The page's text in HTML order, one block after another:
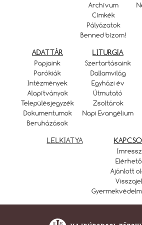
Archívum
Címkék
Pályázatok
Benned bízom!
ADATTÁR
Papjaink
Parókiák
Intézmények
Alapítványok
Településjegyzék
Dokumentumok
Beruházások
LITURGIA
Szertartásaink
Dallamvilág
Egyházi év
Útmutató
Zsoltárok
Napi Evangélium
LELKIATYA
Ajánlott